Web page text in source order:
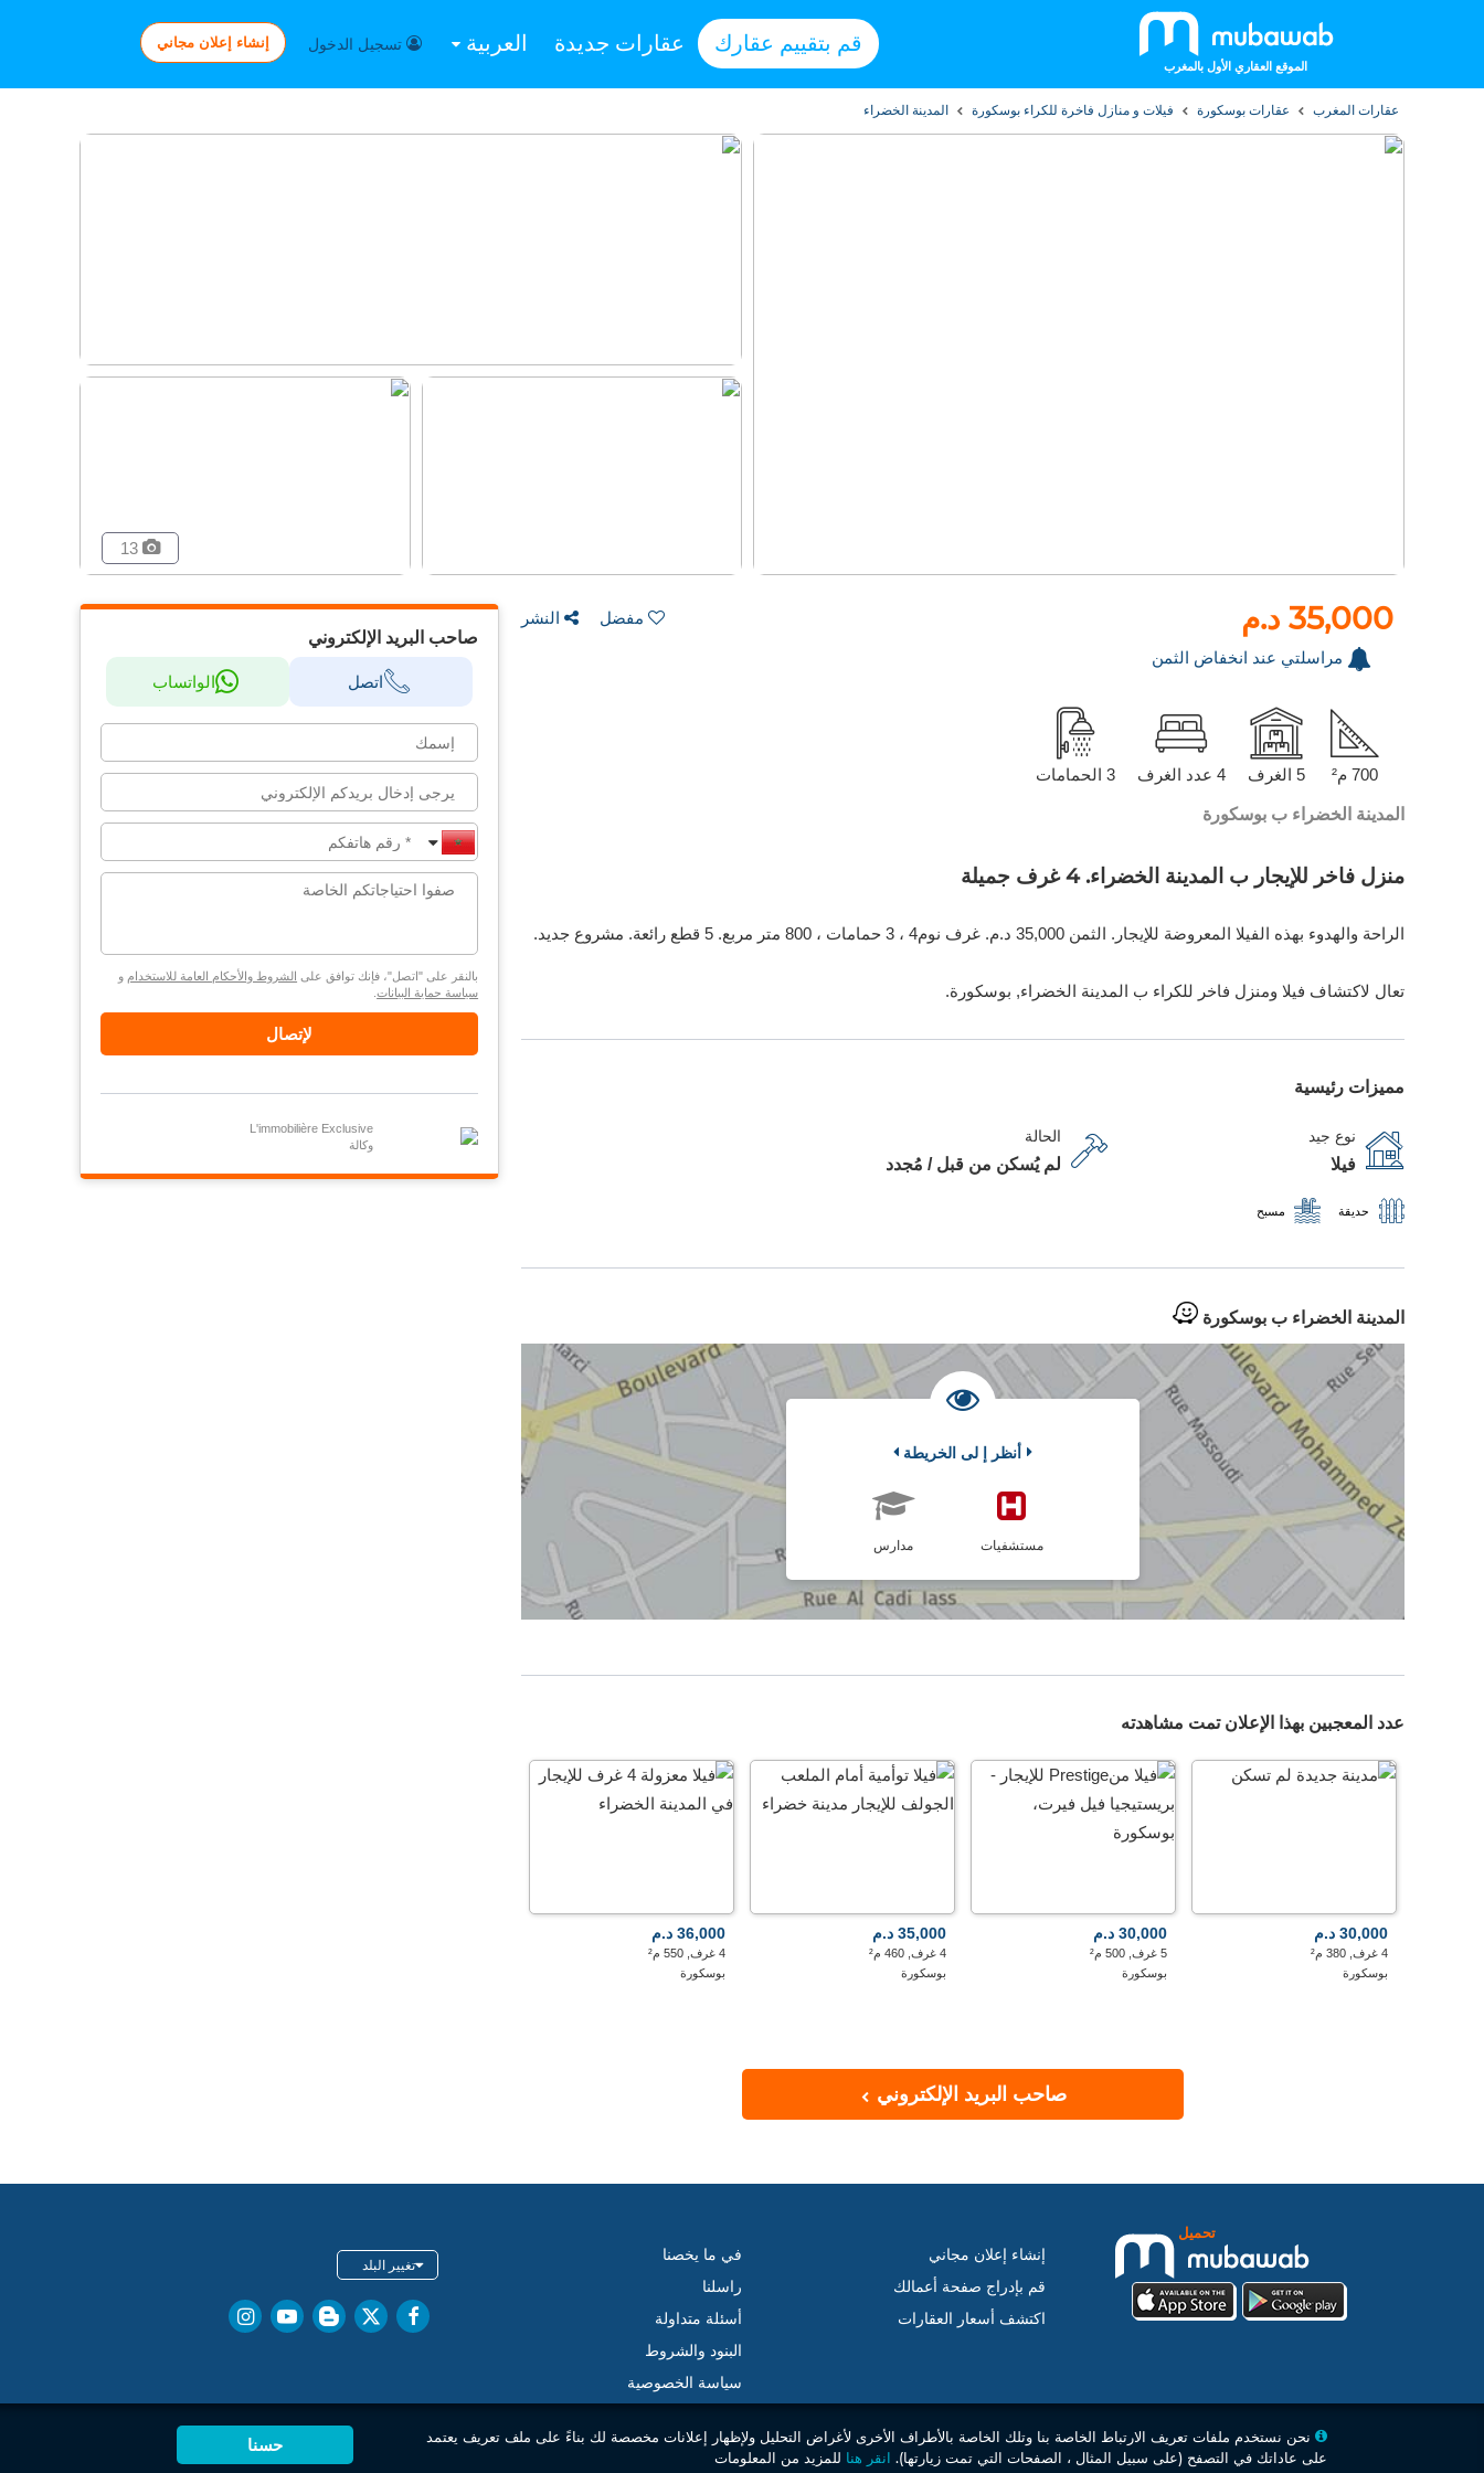
الموقع العقاري الأول بالمغرب
قم بتقييم عقارك عقارات جديدة العربية تسجيل الدخول إنشاء إعلان مجاني
عقارات المغرب عقارات بوسكورة فيلات و منازل فاخرة للكراء بوسكورة المدينة الخضراء
13
35,000 د.م مفضل النشر
مراسلتي عند انخفاض الثمن
700 م² 5 الغرف 4 عدد الغرف 3 الحمامات
المدينة الخضراء ب بوسكورة
منزل فاخر للإيجار ب المدينة الخضراء. 4 غرف جميلة
الراحة والهدوء بهذه الفيلا المعروضة للإيجار. الثمن 35,000 د.م. غرف نوم4 ، 3 حمامات ، 800 متر مربع. 5 قطع رائعة. مشروع جديد.
تعال لاكتشاف فيلا ومنزل فاخر للكراء ب المدينة الخضراء, بوسكورة.
مميزات رئيسية
نوع جيد
فيلا
الحالة
لم يُسكن من قبل / مُجدد
حديقة مسبح
المدينة الخضراء ب بوسكورة
أنظر إ لى الخريطة
مدارس مستشفيات
عدد المعجبين بهذا الإعلان تمت مشاهدته
30,000 د.م
4 غرف, 380 م²
بوسكورة
30,000 د.م
5 غرف, 500 م²
بوسكورة
35,000 د.م
4 غرف, 460 م²
بوسكورة
36,000 د.م
4 غرف, 550 م²
بوسكورة
صاحب البريد الإلكتروني
صاحب البريد الإلكتروني
اتصل الواتساب
بالنقر على "اتصل"، فإنك توافق على الشروط والأحكام العامة للاستخدام و
سياسة حماية البيانات.
لإتصال
L'immobilière Exclusive
وكالة
تحميل
إنشاء إعلان مجاني
قم بإدراج صفحة أعمالك
اكتشف أسعار العقارات
في ما يخصنا
راسلنا
أسئلة متداولة
البنود والشروط
سياسة الخصوصية
تغيير البلد
© 2026 جميع الحقوق محفوظة . مبوب إس إل. –
نحن نستخدم ملفات تعريف الارتباط الخاصة بنا وتلك الخاصة بالأطراف الأخرى لأغراض التحليل ولإظهار إعلانات مخصصة لك بناءً على ملف تعريف يعتمد
على عاداتك في التصفح (على سبيل المثال ، الصفحات التي تمت زيارتها). انقر هنا للمزيد من المعلومات
حسنا